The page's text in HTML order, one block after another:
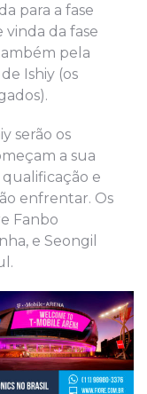
para a fase
da fase
pela
Ishiy (os
serão os
a sua
qualificação e
enfrentar. Os
Fanbo
e Seongil